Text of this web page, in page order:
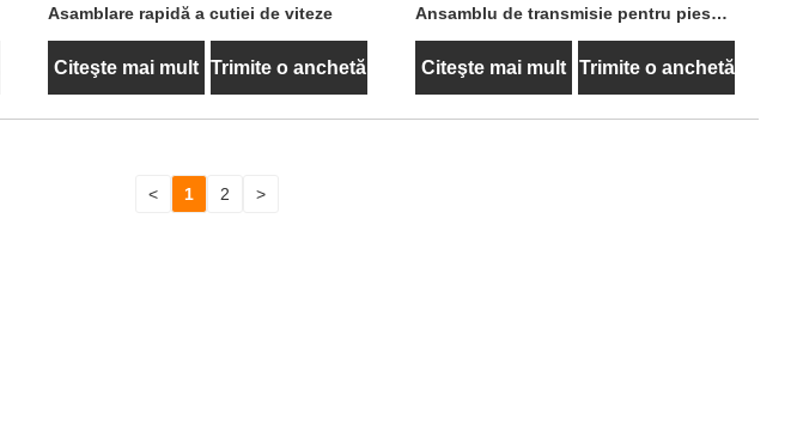
Asamblare rapidă a cutiei de viteze
Citeşte mai mult Trimite o anchetă
Ansamblu de transmisie pentru piese
cutie de viteze rapidă folosit
Citeşte mai mult Trimite o anchetă
< 1 2 >